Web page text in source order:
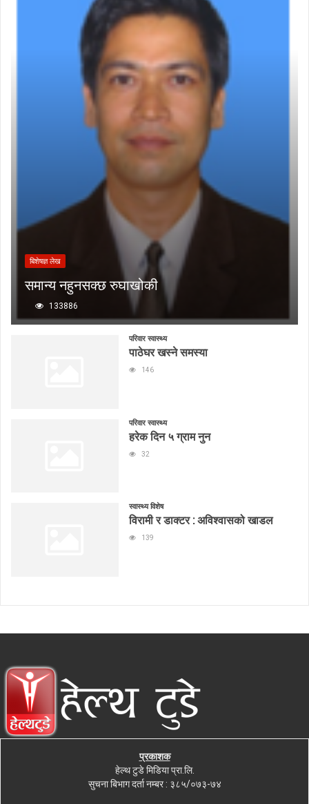
बिशेषज्ञ लेख
समान्य नहुनसक्छ रुघाखोकी
133886
परिवार स्वास्थ्य
पाठेघर खस्ने समस्या
146
परिवार स्वास्थ्य
हरेक दिन ५ ग्राम नुन
32
स्वास्थ्य विशेष
विरामी र डाक्टर : अविश्वासको खाडल
139
प्रकाशक
हेल्थ टुडे मिडिया प्रा.लि.
सुचना बिभाग दर्ता नम्बर : ३८५/०७३-७४